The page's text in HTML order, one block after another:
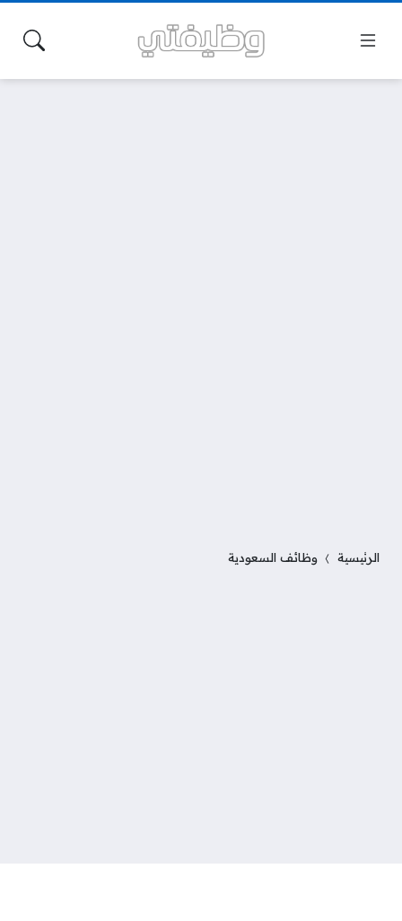
الرئيسية وظائف السعودية